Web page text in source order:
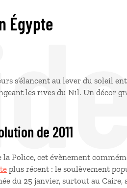
Égypte
s’élancent au lever du soleil
les rives du Nil. Un décor
de 2011
la Police, cet évènement
plus récent : le soulèvement
du 25 janvier, surtout au Caire,